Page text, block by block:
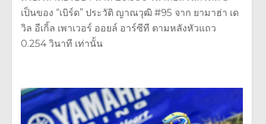
เป็นของ “เบิร์ด” ประวัติ ญาณวุฒิ #95 จาก ยามาฮ่า เด
วิล อีเกิ้ล เพาเวอร์ ​ออยล์ อาร์ซีที ตามหลังหัวแถว
0.254 วินาที เท่านั้น